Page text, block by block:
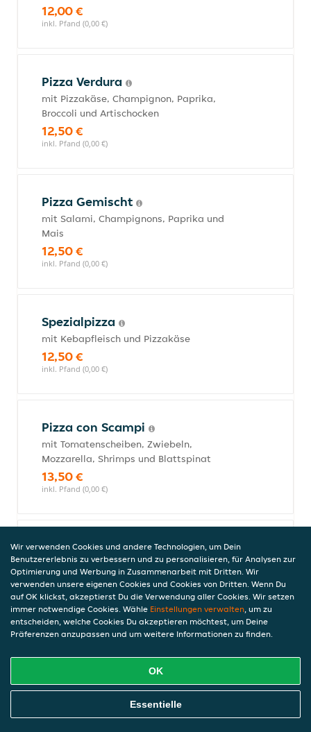
12,00 €
inkl. Pfand (0,00 €)
Pizza Verdura
mit Pizzakäse, Champignon, Paprika,
Broccoli und Artischocken
12,50 €
inkl. Pfand (0,00 €)
Pizza Gemischt
mit Salami, Champignons, Paprika und
Mais
12,50 €
inkl. Pfand (0,00 €)
Spezialpizza
mit Kebapfleisch und Pizzakäse
12,50 €
inkl. Pfand (0,00 €)
Pizza con Scampi
mit Tomatenscheiben, Zwiebeln,
Mozzarella, Shrimps und Blattspinat
13,50 €
inkl. Pfand (0,00 €)
Pizza Ligur
mit Kebapfleisch, dazu Salatbeilage und
Spezialsauce
14,00 €
inkl. Pfand (0,00 €)
mit Melanzani, Spinat, Thunfisch,
Schafskäse, Ei und Zwiebeln
14,50 €
Online Essen Bestellen
Wir verwenden Cookies und andere Technologien, um Dein
Benutzererlebnis zu verbessern und zu personalisieren, für Analysen zur
Optimierung und Werbung in Zusammenarbeit mit Dritten. Wir
verwenden unsere eigenen Cookies und Cookies von Dritten. Wenn Du
auf OK klickst, akzeptierst Du die Verwendung aller Cookies. Wir setzen
immer notwendige Cookies. Wähle Einstellungen verwalten, um zu
entscheiden, welche Cookies Du akzeptieren möchtest, um Deine
Präferenzen anzupassen und um weitere Informationen zu finden.
OK
Essentielle